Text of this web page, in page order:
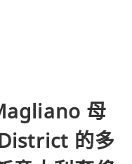
母
的多